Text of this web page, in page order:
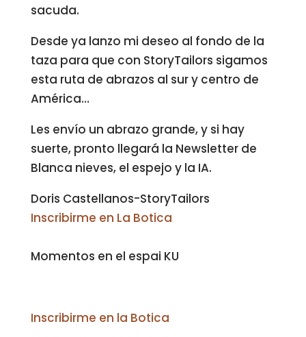
sacuda.
Desde ya lanzo mi deseo al fondo de la
taza para que con StoryTailors sigamos
esta ruta de abrazos al sur y centro de
América…
Les envío un abrazo grande, y si hay
suerte, pronto llegará la Newsletter de
Blanca nieves, el espejo y la IA.
Doris Castellanos-StoryTailors
Inscribirme en La Botica
Momentos en el espai KU
Inscribirme en la Botica